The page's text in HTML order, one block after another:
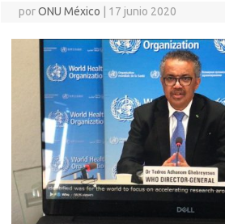
porONU México 17 junio 2020